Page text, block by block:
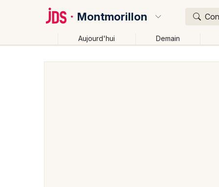
Montmorillon
Aujourd'hui Demain